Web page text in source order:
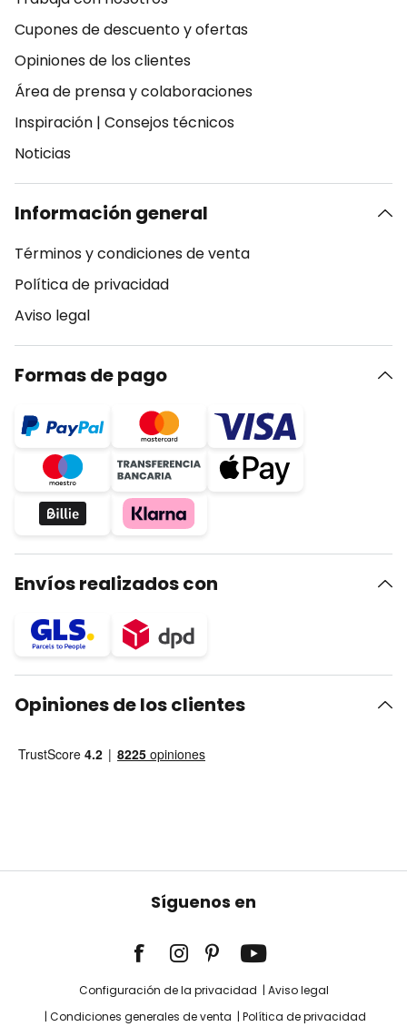
Cupones de descuento y ofertas
Opiniones de los clientes
Área de prensa y colaboraciones
Inspiración | Consejos técnicos
Noticias
Información general
Términos y condiciones de venta
Política de privacidad
Aviso legal
Formas de pago
Envíos realizados con
Opiniones de los clientes
Síguenos en
Configuración de la privacidad
Aviso legal
Condiciones generales de venta
Política de privacidad